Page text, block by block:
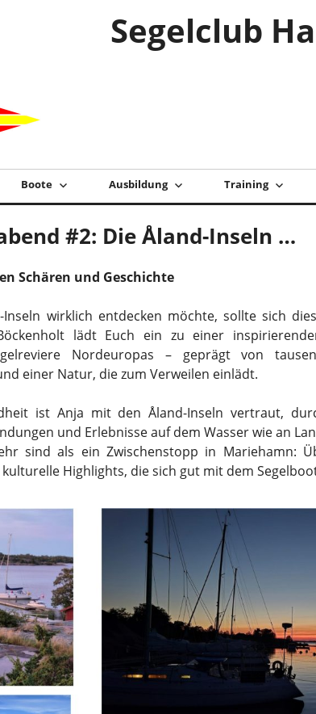
Segelclub
Boote Ausbildung Training
#2: Die Åland-Inseln …
Schären und Geschichte
Inseln wirklich entdecken möchte, sollte sich
lädt Euch ein zu einer
Nordeuropas – geprägt von
einer Natur, die zum Verweilen einlädt.
ist Anja mit den Åland-Inseln vertraut,
und Erlebnisse auf dem Wasser wie an
sind als ein Zwischenstopp in Mariehamn:
Highlights, die sich gut mit dem